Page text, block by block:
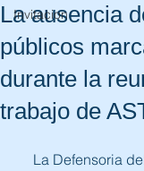
Invitacion
La ausencia
públicos
durante la
trabajo de
La Defensoria